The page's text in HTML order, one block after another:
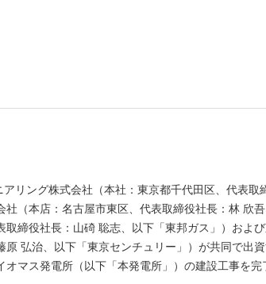
アリング株式会社（本社：東京都千代田区、代表
社（本店：名古屋市東区、代表取締役社長：林 欣
取締役社長：山碕 聡志、以下「東邦ガス」）およ
原 弘治、以下「東京センチュリー」）が共同で出
オマス発電所（以下「本発電所」）の建設工事を